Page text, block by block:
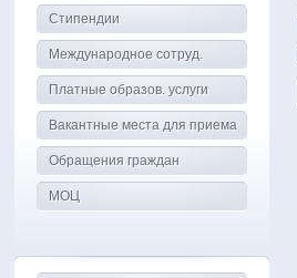
Стипендии
Международное сотруд.
Платные образов. услуги
Вакантные места для приема
Обращения граждан
МОЦ